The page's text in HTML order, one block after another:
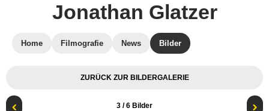
Jonathan Glatzer
Home Filmografie News Bilder
ZURÜCK ZUR BILDERGALERIE
3 / 6 Bilder